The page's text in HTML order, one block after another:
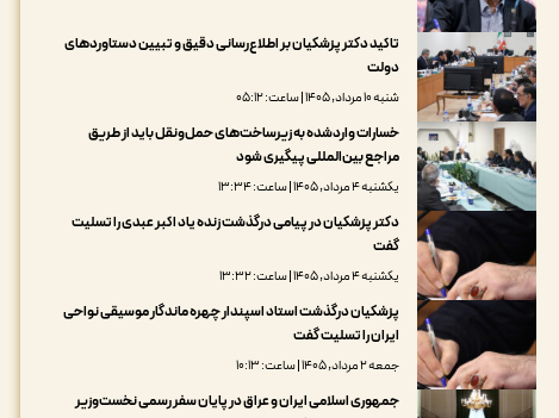
تاکید دکتر پزشکیان بر اطلاع‌رسانی دقیق و تبیین دستاوردهای
دولت
شنبه ۱۰ مرداد, ۱۴۰۵ | ساعت: ۰۵:۱۲
خسارات واردشده به زیرساخت‌های حمل‌ونقل باید از طریق
مراجع بین‌المللی پیگیری شود
یکشنبه ۴ مرداد, ۱۴۰۵ | ساعت: ۱۳:۳۴
دکتر پزشکیان در پیامی درگذشت زنده یاد اکبر عبدی را تسلیت
گفت
یکشنبه ۴ مرداد, ۱۴۰۵ | ساعت: ۱۳:۳۲
پزشکیان درگذشت استاد اسپندار چهره ماندگار موسیقی نواحی
ایران را تسلیت گفت
جمعه ۲ مرداد, ۱۴۰۵ | ساعت: ۱۰:۱۳
جمهوری اسلامی ایران و عراق در پایان سفر رسمی نخست‌وزیر